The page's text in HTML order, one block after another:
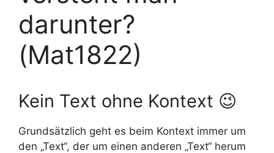
darunter?
(Mat1822)
Kein Text ohne Kontext 😉
Grundsätzlich geht es beim Kontext immer um
den „Text“, der um einen anderen „Text“ herum